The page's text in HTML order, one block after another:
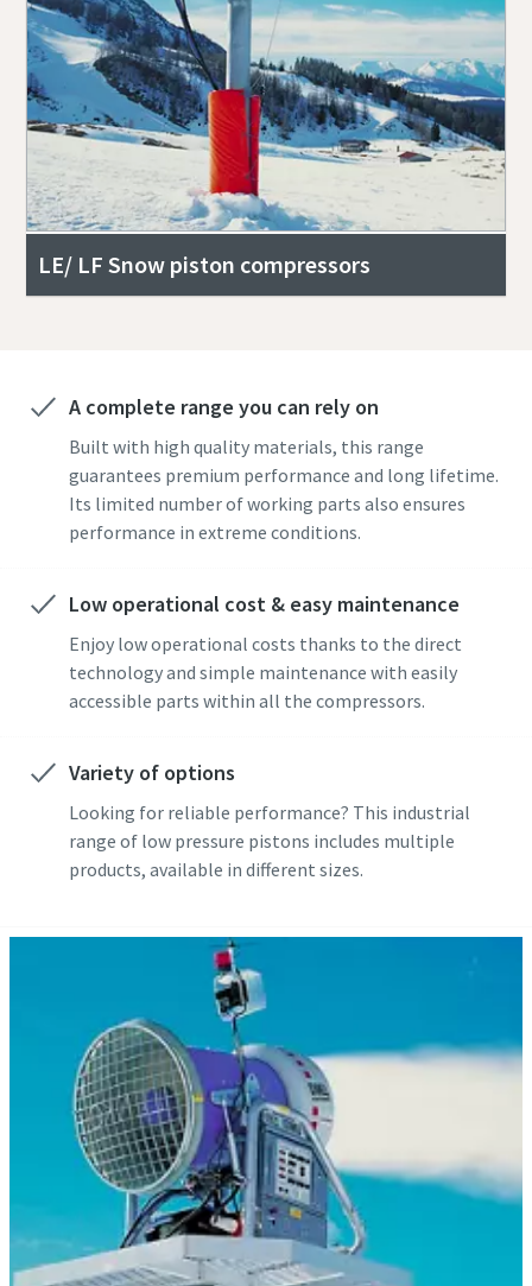
LE/ LF Snow piston compressors
A complete range you can rely on
Built with high quality materials, this range
guarantees premium performance and long lifetime.
Its limited number of working parts also ensures
performance in extreme conditions.
Low operational cost & easy maintenance
Enjoy low operational costs thanks to the direct
technology and simple maintenance with easily
accessible parts within all the compressors.
Variety of options
Looking for reliable performance? This industrial
range of low pressure pistons includes multiple
products, available in different sizes.